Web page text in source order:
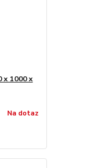
x 1000 x
Na dotaz